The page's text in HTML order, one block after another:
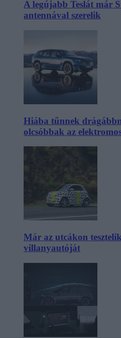
A legújabb Teslát már
antennával szerelik
Hiába tűnnek
olcsóbbak az
Már az utcákon
villanyautóját